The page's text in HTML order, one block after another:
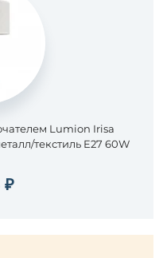
Lumion Irisa
текстиль E27 60W
₽